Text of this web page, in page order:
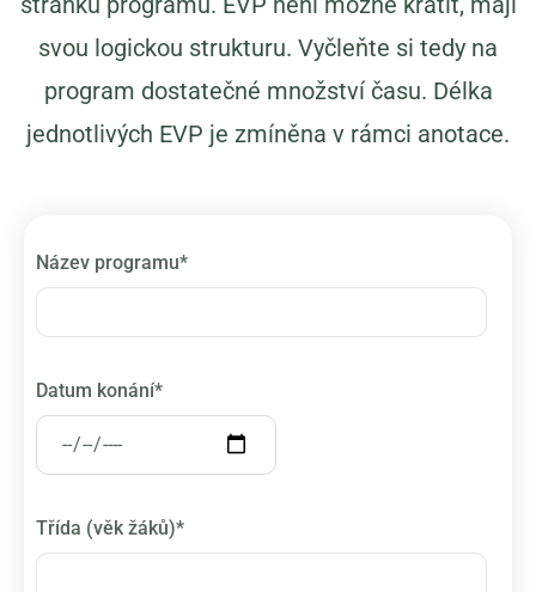
svou logickou strukturu. Vyčleňte si tedy na
program dostatečné množství času. Délka
jednotlivých EVP je zmíněna v rámci anotace.
Název programu*
Datum konání*
Třída (věk žáků)*